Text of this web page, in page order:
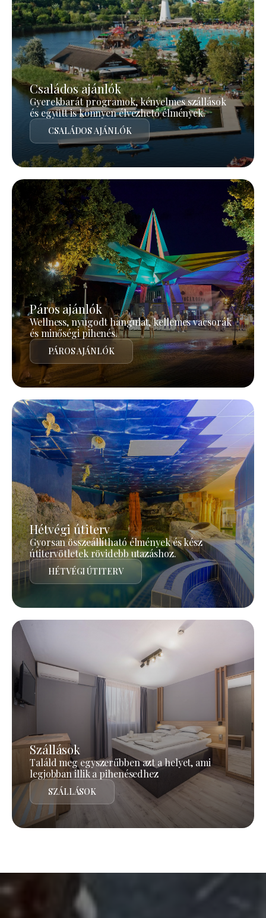
Családos ajánlók
Gyerekbarát programok, kényelmes szállások
és együtt is könnyen élvezhető élmények.
CSALÁDOS AJÁNLÓK
Páros ajánlók
Wellness, nyugodt hangulat, kellemes vacsorák
és minőségi pihenés.
PÁROS AJÁNLÓK
Hétvégi útiterv
Gyorsan összeállítható élmények és kész
útitervötletek rövidebb utazáshoz.
HÉTVÉGI ÚTITERV
Szállások
Találd meg egyszerűbben azt a helyet, ami
legjobban illik a pihenésedhez
SZÁLLÁSOK